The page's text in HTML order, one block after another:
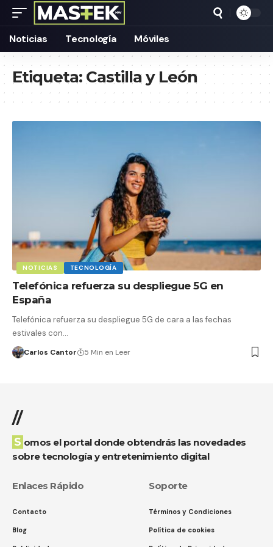
Noticias Tecnología Móviles
Etiqueta:Castilla y León
NOTICIAS TECNOLOGÍA
Telefónica refuerza su despliegue 5G en
España
Telefónica refuerza su despliegue 5G de cara a las fechas
estivales con…
Carlos Cantor 5 Min en Leer
//
Somos el portal donde obtendrás las novedades
sobre tecnología y entretenimiento digital
Enlaces Rápido
Contacto
Blog
Soporte
Términos y Condiciones
Política de cookies